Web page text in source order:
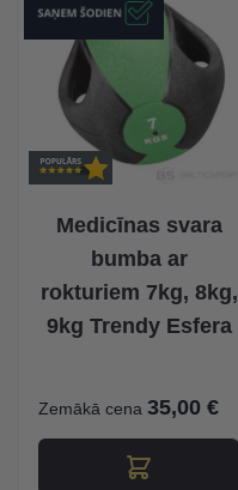
Medicīnas svara
bumba ar
rokturiem 7kg, 8kg,
9kg Trendy Esfera
Zemākā cena 35,00 €